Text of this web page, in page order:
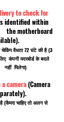
to check for
identified within
the motherboard
चेकिंग वैधता 72 घंटे की है (3
कंपनी मदरबोर्ड के बदले
मिलेगा)
camera(Camera
(कैमरा चाहिए तो अलग से